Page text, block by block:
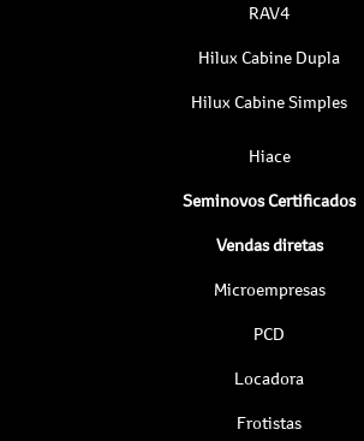
RAV4
Hilux Cabine Dupla
Hilux Cabine Simples
Hiace
Seminovos Certificados
Vendas diretas
Microempresas
PCD
Locadora
Frotistas